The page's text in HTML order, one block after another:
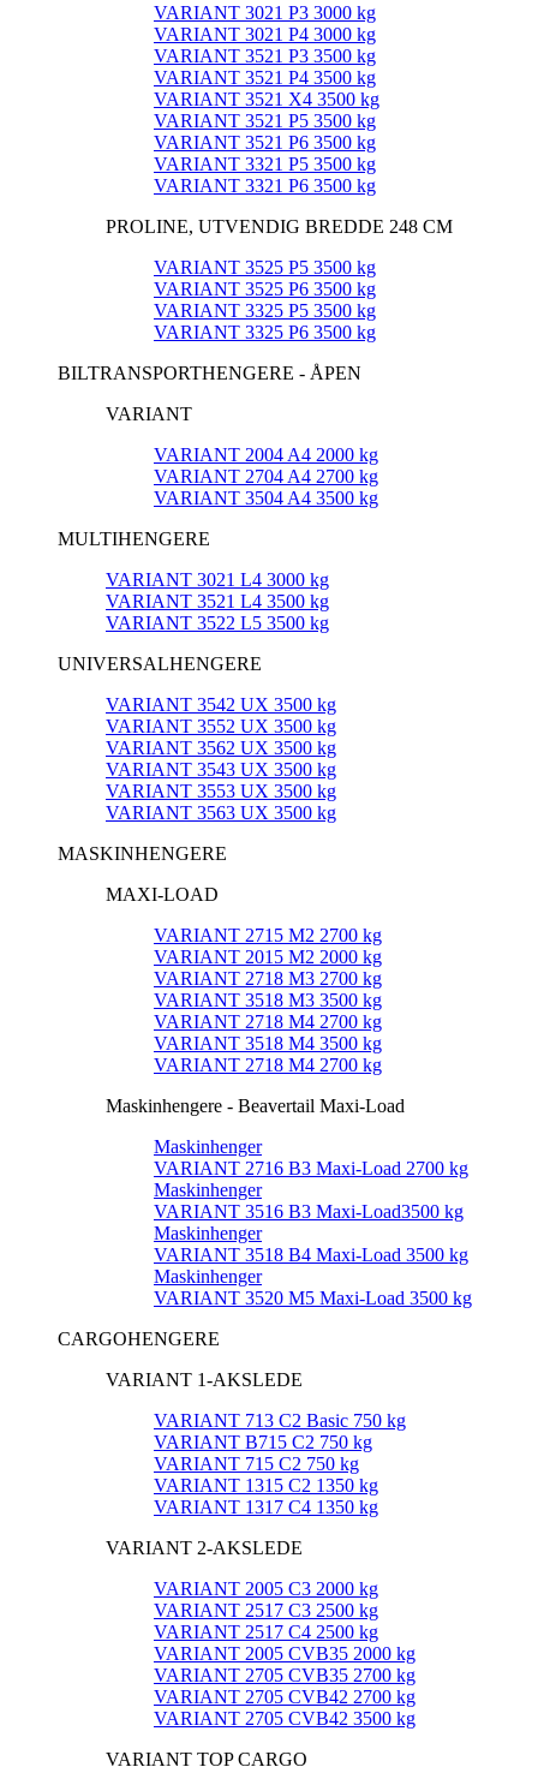
VARIANT 3021 P3 3000 kg
VARIANT 3021 P4 3000 kg
VARIANT 3521 P3 3500 kg
VARIANT 3521 P4 3500 kg
VARIANT 3521 X4 3500 kg
VARIANT 3521 P5 3500 kg
VARIANT 3521 P6 3500 kg
VARIANT 3321 P5 3500 kg
VARIANT 3321 P6 3500 kg
PROLINE, UTVENDIG BREDDE 248 CM
VARIANT 3525 P5 3500 kg
VARIANT 3525 P6 3500 kg
VARIANT 3325 P5 3500 kg
VARIANT 3325 P6 3500 kg
BILTRANSPORTHENGERE - ÅPEN
VARIANT
VARIANT 2004 A4 2000 kg
VARIANT 2704 A4 2700 kg
VARIANT 3504 A4 3500 kg
MULTIHENGERE
VARIANT 3021 L4 3000 kg
VARIANT 3521 L4 3500 kg
VARIANT 3522 L5 3500 kg
UNIVERSALHENGERE
VARIANT 3542 UX 3500 kg
VARIANT 3552 UX 3500 kg
VARIANT 3562 UX 3500 kg
VARIANT 3543 UX 3500 kg
VARIANT 3553 UX 3500 kg
VARIANT 3563 UX 3500 kg
MASKINHENGERE
MAXI-LOAD
VARIANT 2715 M2 2700 kg
VARIANT 2015 M2 2000 kg
VARIANT 2718 M3 2700 kg
VARIANT 3518 M3 3500 kg
VARIANT 2718 M4 2700 kg
VARIANT 3518 M4 3500 kg
VARIANT 2718 M4 2700 kg
Maskinhengere - Beavertail Maxi-Load
Maskinhenger
VARIANT 2716 B3 Maxi-Load 2700 kg
Maskinhenger
VARIANT 3516 B3 Maxi-Load3500 kg
Maskinhenger
VARIANT 3518 B4 Maxi-Load 3500 kg
Maskinhenger
VARIANT 3520 M5 Maxi-Load 3500 kg
CARGOHENGERE
VARIANT 1-AKSLEDE
VARIANT 713 C2 Basic 750 kg
VARIANT B715 C2 750 kg
VARIANT 715 C2 750 kg
VARIANT 1315 C2 1350 kg
VARIANT 1317 C4 1350 kg
VARIANT 2-AKSLEDE
VARIANT 2005 C3 2000 kg
VARIANT 2517 C3 2500 kg
VARIANT 2517 C4 2500 kg
VARIANT 2005 CVB35 2000 kg
VARIANT 2705 CVB35 2700 kg
VARIANT 2705 CVB42 2700 kg
VARIANT 2705 CVB42 3500 kg
VARIANT TOP CARGO